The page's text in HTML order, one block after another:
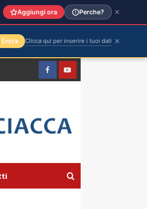
FacebookYountube
Aggiungi ora Perche?
Entra Clicca qui per inserire i tuoi dati